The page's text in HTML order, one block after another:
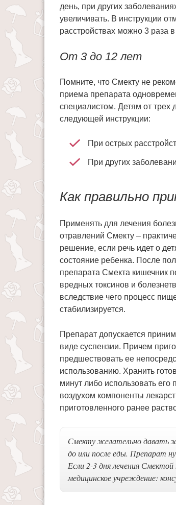
день, при других
увеличивать. В инструкции
расстройствах можно 3 раза
От 3 до 12 лет
Помните, что Смекту не
приема препарата
специалистом. Детям от трех
следующей инструкции:
При острых
При других
Как правильно
Применять для лечения
отравлений Смекту –
решение, если речь идет о
состояние ребенка. После
препарата Смекта кишечник
вредных токсинов и
вследствие чего процесс
стабилизируется.
Препарат допускается
виде суспензии. Причем
предшествовать ее
использованию. Хранить
минут либо использовать его
воздухом компоненты
приготовленного ранее
Смекту желательно давать
до или после еды. Препарат
Если 2-3 дня лечения
медицинское учреждение: